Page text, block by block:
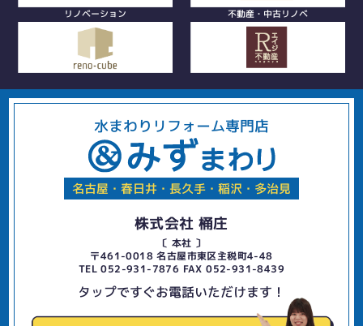
リノベーション 不動産・中古リノベ
水まわりリフォーム専門店
名古屋・春日井・長久手・稲沢・多治見
株式会社 桶庄
〔 本社 〕
〒461-0018 名古屋市東区主税町4-48
TEL 052-931-7876 FAX 052-931-8439
タップですぐお電話いただけます！